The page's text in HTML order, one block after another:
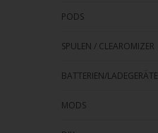
PODS
SPULEN / CLEAROMIZER
BATTERIEN/LADEGERÄTE
MODS